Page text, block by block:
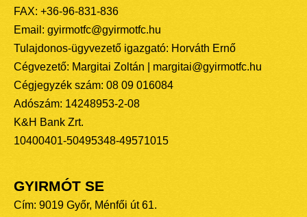
FAX: +36-96-831-836
Email: gyirmotfc@gyirmotfc.hu
Tulajdonos-ügyvezető igazgató: Horváth Ernő
Cégvezető: Margitai Zoltán | margitai@gyirmotfc.hu
Cégjegyzék szám: 08 09 016084
Adószám: 14248953-2-08
K&H Bank Zrt.
10400401-50495348-49571015
GYIRMÓT SE
Cím: 9019 Győr, Ménfői út 61.